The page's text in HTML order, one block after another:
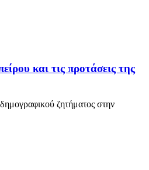
και τις προτάσεις της
ζητήματος στην